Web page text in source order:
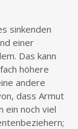
sinkenden
einer
Das kann
höhere
andere
dass Armut
ein noch viel